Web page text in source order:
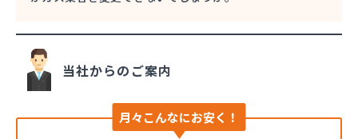
当社からのご案内
月々こんなにお安く！